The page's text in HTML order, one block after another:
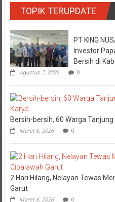
TOPIK TERUPDATE
PT KING
Investor
Bersih di
Agustus 7, 2026 0
Bersih-bersih, 60 Warga
Maret 6, 2026 0
2 Hari Hilang, Nelayan Tewas
Garut
Maret 6, 2026 0